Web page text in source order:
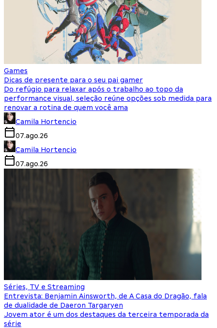
Games
Dicas de presente para o seu pai gamer
Do refúgio para relaxar após o trabalho ao topo da
performance visual, seleção reúne opções sob medida para
renovar a rotina de quem você ama
Camila Hortencio
07.ago.26
Camila Hortencio
07.ago.26
Séries, TV e Streaming
Entrevista: Benjamin Ainsworth, de A Casa do Dragão, fala
de dualidade de Daeron Targaryen
Jovem ator é um dos destaques da terceira temporada da
série